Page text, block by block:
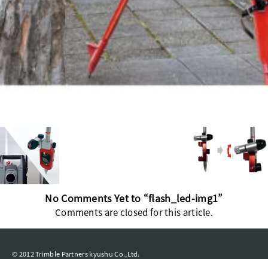
No Comments Yet to “flash_led-img1”
Comments are closed for this article.
© 2012 Trimble Partners kyushu Co.,Ltd.